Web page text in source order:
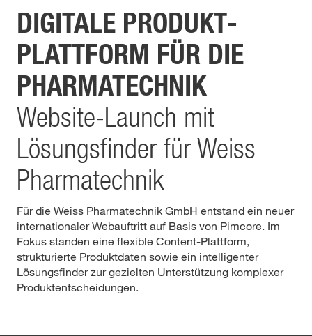
DIGITALE PRODUKT­
PLATTFORM FÜR DIE
PHARMA­TECHNIK
Website-Launch mit
Lösungsfinder für Weiss
Pharmatechnik
Für die Weiss Pharmatechnik GmbH entstand ein neuer
internationaler Webauftritt auf Basis von Pimcore. Im
Fokus standen eine flexible Content-Plattform,
strukturierte Produktdaten sowie ein intelligenter
Lösungsfinder zur gezielten Unterstützung komplexer
Produktentscheidungen.